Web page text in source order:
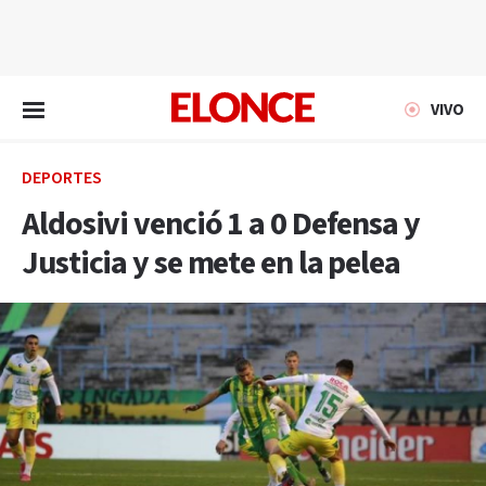
VIVO
DEPORTES
Aldosivi venció 1 a 0 Defensa y
Justicia y se mete en la pelea